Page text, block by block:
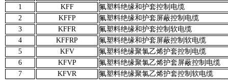
1
KFF
氟塑料绝缘和护套控制电缆
2
KFFP
氟塑料绝缘和护套屏蔽控制电缆
3
KFFR
氟塑料绝缘和护套控制软电缆
4
KFFRP
氟塑料绝缘和护套屏蔽控制软电缆
5
KFV
氟塑料绝缘聚氯乙烯护套控制电缆
6
KFVP
氟塑料绝缘聚氯乙烯护套屏蔽控制电缆
7
KFVR
氟塑料绝缘聚氯乙烯护套控制软电缆